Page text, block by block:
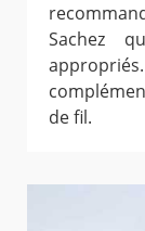
Sachez
de fil.